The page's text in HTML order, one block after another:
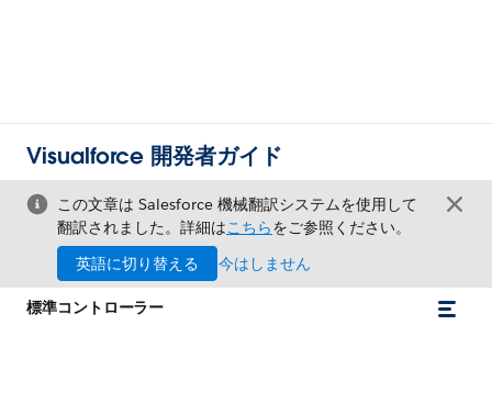
Visualforce 開発者ガイド
この文章は Salesforce 機械翻訳システムを使用して
翻訳されました。詳細はこちらをご参照ください。
英語に切り替える
今はしません
標準コントローラー